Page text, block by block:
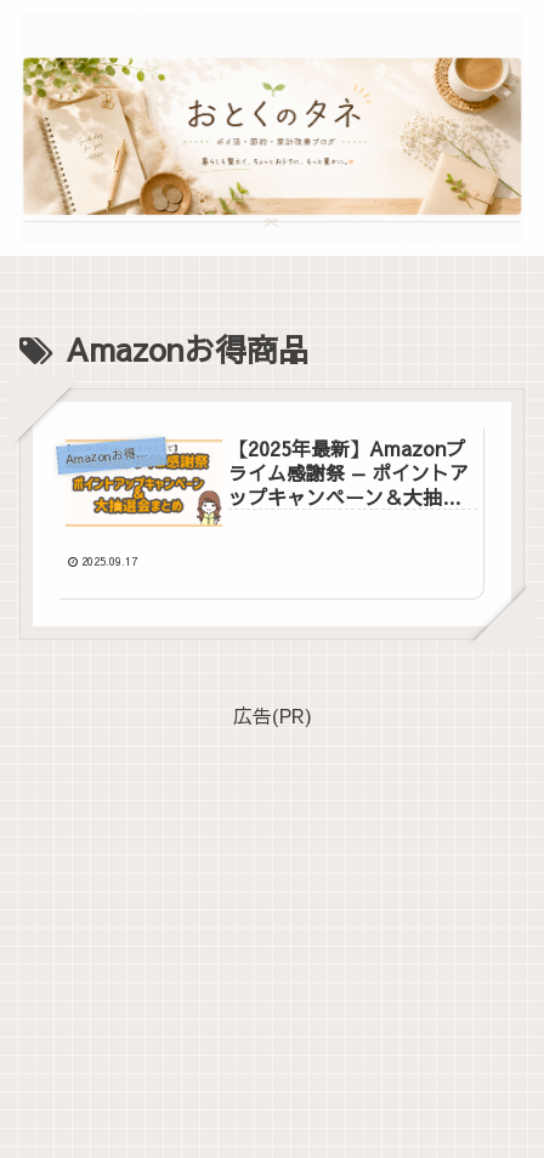
Amazonお得商品
A
mazonお得情報
【2025年最新】Amazonプ
ライム感謝祭 — ポイントア
ップキャンペーン＆大抽選
2025.09.17
広告(PR)